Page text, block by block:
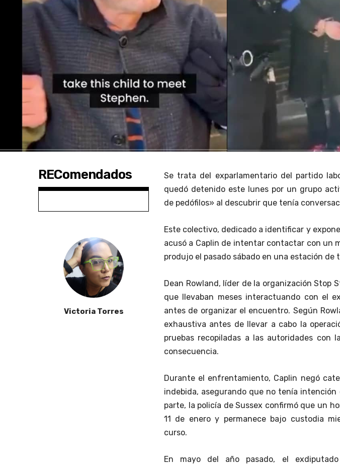
REComendados
Victoria Torres
Se trata del exparlamentario del partido
quedó detenido este lunes por un grupo
de pedófilos» al descubrir que tenía
Este colectivo, dedicado a identificar y
acusó a Caplin de intentar contactar con un
produjo el pasado sábado en una estación de
Dean Rowland, líder de la organización Stop
que llevaban meses interactuando con el
antes de organizar el encuentro. Según
exhaustiva antes de llevar a cabo la
pruebas recopiladas a las autoridades con
consecuencia.
Durante el enfrentamiento, Caplin negó
indebida, asegurando que no tenía intención
parte, la policía de Sussex confirmó que un
11 de enero y permanece bajo custodia
curso.
En mayo del año pasado, el